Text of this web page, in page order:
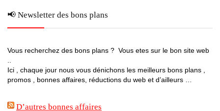
📢 Newsletter des bons plans
Vous recherchez des bons plans ? Vous etes sur le bon site web
Ici , chaque jour nous vous dénichons les meilleurs bons plans ,
promos , bonnes affaires, réductions du web et d’ailleurs …
D’autres bonnes affaires